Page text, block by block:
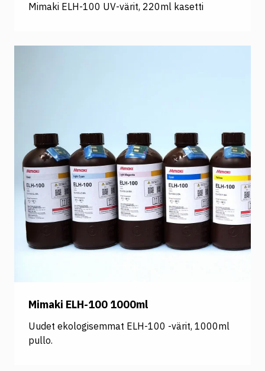
Mimaki ELH-100 UV-värit, 220ml kasetti
Mimaki ELH-100 1000ml
Uudet ekologisemmat ELH-100 -värit, 1000ml
pullo.